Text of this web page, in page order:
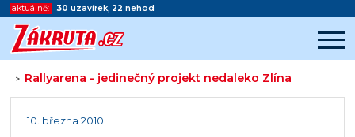
aktuálně: 30 uzavírek, 22 nehod
> Rallyarena - jedinečný projekt nedaleko Zlína
Začátek reklamy
10. března 2010